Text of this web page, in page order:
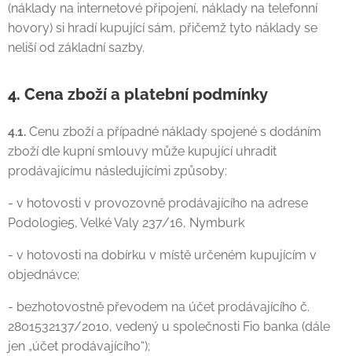
(náklady na internetové připojení, náklady na telefonní
hovory) si hradí kupující sám, přičemž tyto náklady se
neliší od základní sazby.
4. Cena zboží a platební podmínky
4.1. Cenu zboží a případné náklady spojené s dodáním
zboží dle kupní smlouvy může kupující uhradit
prodávajícímu následujícími způsoby:
- v hotovosti v provozovně prodávajícího na adrese
Podologie5, Velké Valy 237/16, Nymburk
- v hotovosti na dobírku v místě určeném kupujícím v
objednávce;
- bezhotovostně převodem na účet prodávajícího č.
2801532137/2010, vedený u společnosti Fio banka (dále
jen „účet prodávajícího“);